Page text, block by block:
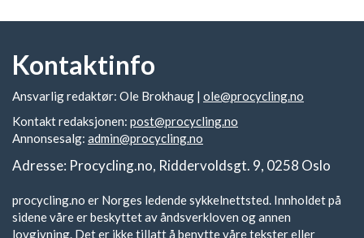
Kontaktinfo
Ansvarlig redaktør: Ole Brokhaug | ole@procycling.no
Kontakt redaksjonen: post@procycling.no
Annonsesalg: admin@procycling.no
Adresse: Procycling.no, Riddervoldsgt. 9, 0258 Oslo
procycling.no er Norges ledende sykkelnettsted. Innholdet på
sidene våre er beskyttet av åndsverkloven og annen
lovgivning. Det er ikke tillatt å benytte våre tekster eller